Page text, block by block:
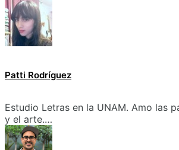
Patti Rodríguez
Estudio Letras en la UNAM. Amo las
y el arte.…